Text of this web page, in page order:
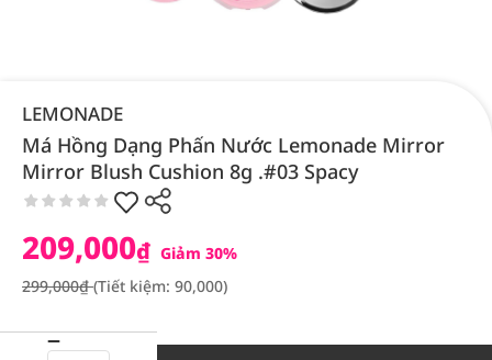
LEMONADE
Má Hồng Dạng Phấn Nước Lemonade Mirror
Mirror Blush Cushion 8g .#03 Spacy
209,000₫ Giảm 30%
299,000₫(Tiết kiệm: 90,000)